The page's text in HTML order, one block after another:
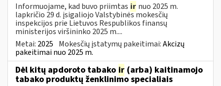
Informuojame, kad buvo priimtas ir nuo 2025 m.
lapkričio 29 d. įsigaliojo Valstybinės mokesčių
inspekcijos prie Lietuvos Respublikos finansų
ministerijos viršininko 2025 m....
Metai: 2025 Mokesčių įstatymų pakeitimai:Akcizų
pakeitimai nuo 2025 m.
Dėl kitų apdoroto tabako ir (arba) kaitinamojo
tabako produktų ženklinimo specialiais